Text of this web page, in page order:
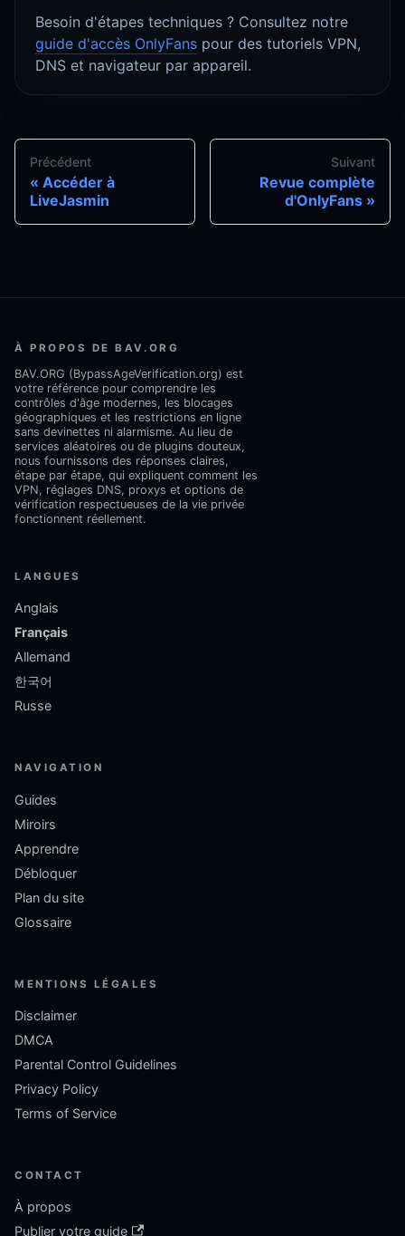
Besoin d'étapes techniques ? Consultez notre
guide d'accès OnlyFans pour des tutoriels VPN,
DNS et navigateur par appareil.
Précédent
Accéder à
LiveJasmin
Suivant
Revue complète
d'OnlyFans
À PROPOS DE BAV.ORG
BAV.ORG (BypassAgeVerification.org) est
votre référence pour comprendre les
contrôles d'âge modernes, les blocages
géographiques et les restrictions en ligne
sans devinettes ni alarmisme. Au lieu de
services aléatoires ou de plugins douteux,
nous fournissons des réponses claires,
étape par étape, qui expliquent comment les
VPN, réglages DNS, proxys et options de
vérification respectueuses de la vie privée
fonctionnent réellement.
LANGUES
Anglais
Français
Allemand
한국어
Russe
NAVIGATION
Guides
Miroirs
Apprendre
Débloquer
Plan du site
Glossaire
MENTIONS LÉGALES
Disclaimer
DMCA
Parental Control Guidelines
Privacy Policy
Terms of Service
CONTACT
À propos
Publier votre guide